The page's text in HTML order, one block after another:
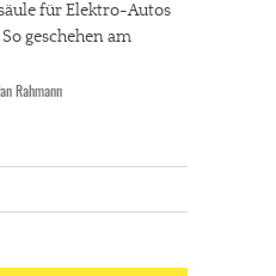
für Elektro-Autos
geschehen am
Rahmann